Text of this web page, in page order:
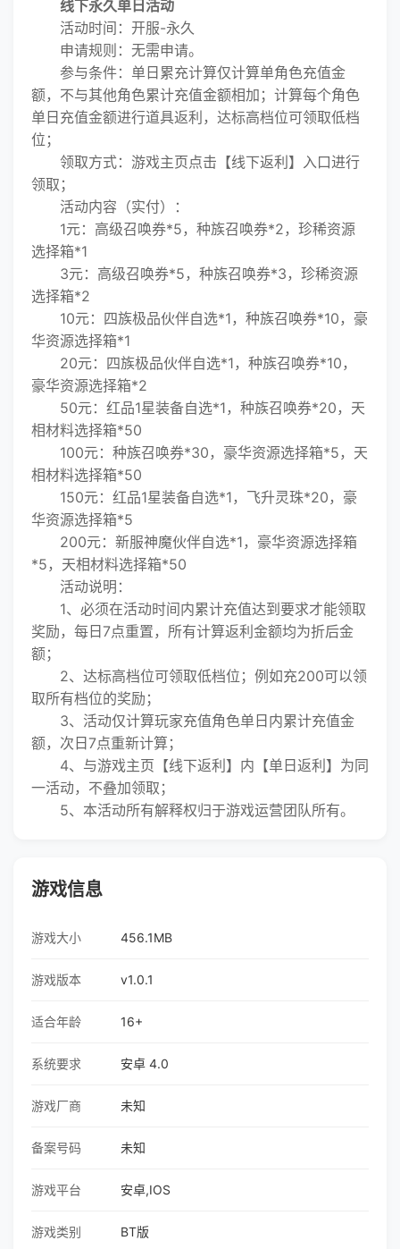
线下永久单日活动
活动时间：开服-永久
申请规则：无需申请。
参与条件：单日累充计算仅计算单角色充值金
额，不与其他角色累计充值金额相加；计算每个角色
单日充值金额进行道具返利，达标高档位可领取低档
位；
领取方式：游戏主页点击【线下返利】入口进行
领取；
活动内容（实付）：
1元：高级召唤券*5，种族召唤券*2，珍稀资源
选择箱*1
3元：高级召唤券*5，种族召唤券*3，珍稀资源
选择箱*2
10元：四族极品伙伴自选*1，种族召唤券*10，豪
华资源选择箱*1
20元：四族极品伙伴自选*1，种族召唤券*10，
豪华资源选择箱*2
50元：红品1星装备自选*1，种族召唤券*20，天
相材料选择箱*50
100元：种族召唤券*30，豪华资源选择箱*5，天
相材料选择箱*50
150元：红品1星装备自选*1，飞升灵珠*20，豪
华资源选择箱*5
200元：新服神魔伙伴自选*1，豪华资源选择箱
*5，天相材料选择箱*50
活动说明：
1、必须在活动时间内累计充值达到要求才能领取
奖励，每日7点重置，所有计算返利金额均为折后金
额；
2、达标高档位可领取低档位；例如充200可以领
取所有档位的奖励；
3、活动仅计算玩家充值角色单日内累计充值金
额，次日7点重新计算；
4、与游戏主页【线下返利】内【单日返利】为同
一活动，不叠加领取；
5、本活动所有解释权归于游戏运营团队所有。
游戏信息
游戏大小 456.1MB
游戏版本 v1.0.1
适合年龄 16+
系统要求 安卓 4.0
游戏厂商 未知
备案号码 未知
游戏平台 安卓,IOS
游戏类别 BT版